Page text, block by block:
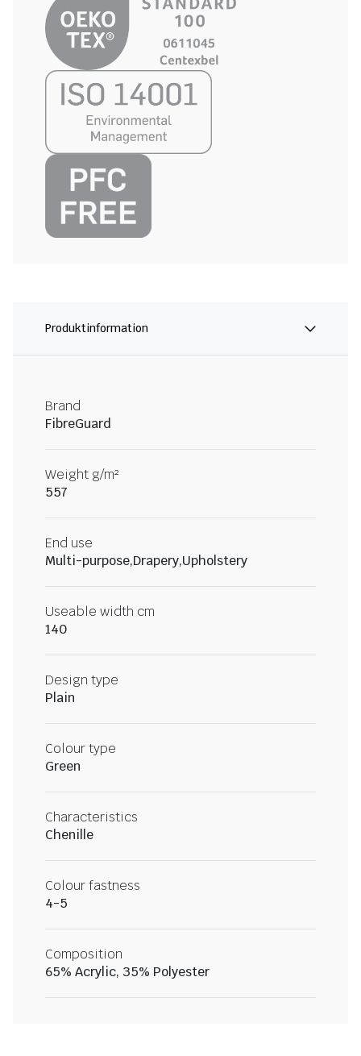
Produktinformation
Brand
FibreGuard
Weight g/m²
557
End use
Multi-purpose,Drapery,Upholstery
Useable width cm
140
Design type
Plain
Colour type
Green
Characteristics
Chenille
Colour fastness
4-5
Composition
65% Acrylic, 35% Polyester